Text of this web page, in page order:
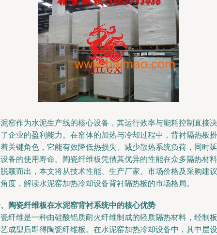
窑作为水泥生产线的核心设备，其运行效率与能耗控制直接决
企业的盈利能力。在窑体的加热与冷却过程中，背衬隔热板扮
关键角色，它能有效降低热损失、减少散热系统负荷，同时延
备的使用寿命。陶瓷纤维板凭借其优异的性能在众多隔热材料
颖而出，本文将从技术性能、生产厂家、市场价格及采购建议
度，解读水泥窑加热冷却设备背衬隔热板的市场格局。
陶瓷纤维板在水泥窑背衬系统中的核心优势
纤维是一种由硅酸铝质耐火纤维制成的轻质隔热材料，经制板
成型后即得陶瓷纤维板。在水泥窑加热冷却设备中，其中层设